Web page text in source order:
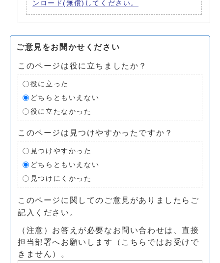
ンロード(無償)してください。
ご意見をお聞かせください
このページは役に立ちましたか？
役に立った
どちらともいえない
役に立たなかった
このページは見つけやすかったですか？
見つけやすかった
どちらともいえない
見つけにくかった
このページに関してのご意見がありましたらご
記入ください。
（注意）お答えが必要なお問い合わせは、直接
担当部署へお願いします（こちらではお受けで
きません）。